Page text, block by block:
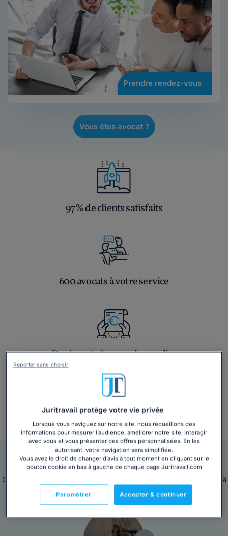
Prendre rendez-vous
Vous êtes avocat ?
97% de clients satisfaits
600 avocats à votre service
Devis gratuit en quelques clics
+ 3 000 consultations par mois
Nos avocats sont en ligne pour vous répondre
Ces avocats sont disponibles immédiatement pour répondre à
toutes vos questions juridiques.
Juritravail protège votre vie privée
Lorsque vous naviguez sur notre site, nous recueillons des
informations pour mesurer l’audience, améliorer notre site, interagir
avec vous et vous présenter des offres personnalisées. En les
autorisant, votre navigation sera simplifiée.
Vous avez le droit de changer d’avis à tout moment en cliquant sur le
bouton cookie en bas à gauche de chaque page Juritravail.com
Accepter & continuer
Paramétrer
Reporter sans choisir